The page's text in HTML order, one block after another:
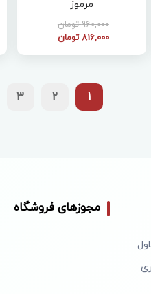
مرموز
960,000 تومان
816,000 تومان
1
2
3
مجوزهای فروشگاه